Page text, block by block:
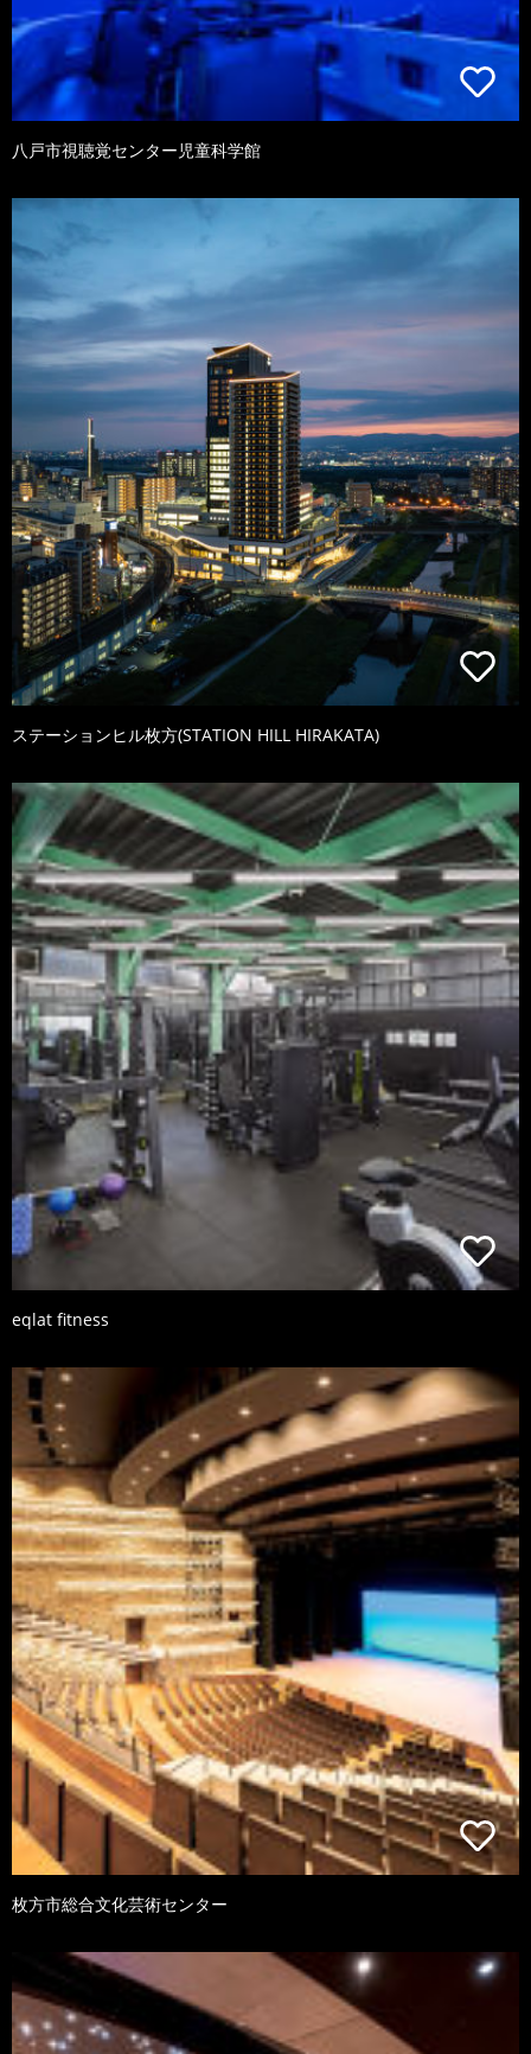
八戸市視聴覚センター児童科学館
ステーションヒル枚方(STATION HILL HIRAKATA)
eqlat fitness
枚方市総合文化芸術センター